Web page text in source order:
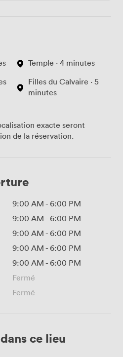
Temple · 4 minutes
Filles du Calvaire · 5
minutes
exacte seront
de la réservation.
9:00 AM - 6:00 PM
9:00 AM - 6:00 PM
9:00 AM - 6:00 PM
9:00 AM - 6:00 PM
9:00 AM - 6:00 PM
Fermé
Fermé
ce lieu